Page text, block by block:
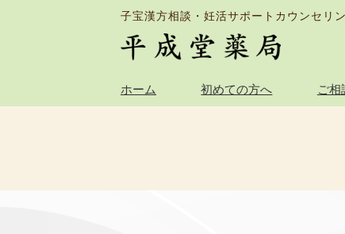
子宝漢方相談・妊活サポートカウンセリ
ホーム 初めての方へ ご相